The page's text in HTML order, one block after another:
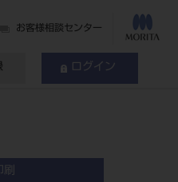
お客様相談センター
ログイン
刷